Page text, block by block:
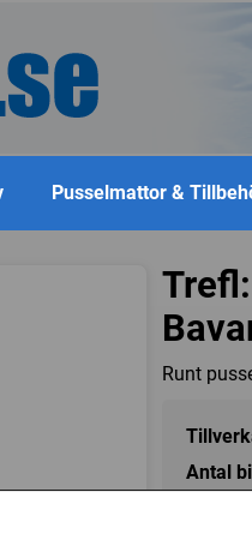
Pusselmattor &
Runt
Antal